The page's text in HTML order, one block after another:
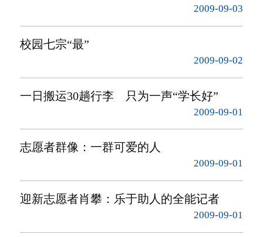
2009-09-03
校园七宗“最”
2009-09-02
一日搬运30趟行李 只为一声“学长好”
2009-09-01
志愿者群像：一群可爱的人
2009-09-01
迎新志愿者肖攀：乐于助人的全能记者
2009-09-01